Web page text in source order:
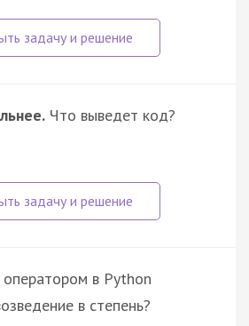
Что выведет код?
в Python
в степень?